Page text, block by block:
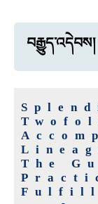
བརྒྱུད་འདེབས།
The